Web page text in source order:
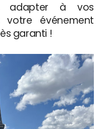
adapter à vos
événement
garanti !